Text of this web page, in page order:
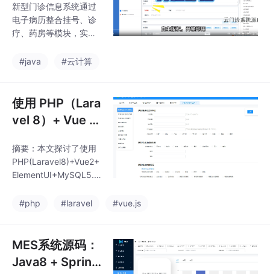
构：企业级门诊
系统源码，java
新型门诊信息系统通过
电子病历整合挂号、诊
疗、药房等模块，实现
统支持快速电子挂号、
付方式，优化患者就诊
体验。同时提供药品库
存联动、医保实时结算
营分析报表。
#java #云计算
使用 PHP（Lara
vel 8）+ Vue 2
MySQL 5.7开发
一套医院不良事
项
摘要：本文探讨了使用
PHP(Laravel8)+Vue2+
ElementUI+MySQL5.7
件管理系统的关键注意
化，避免硬编码；2)精
细的权限控制需同时满
足行级和列级权限；3)
#php #laravel #vue.js
MES系统源码：
Java8 + Spring